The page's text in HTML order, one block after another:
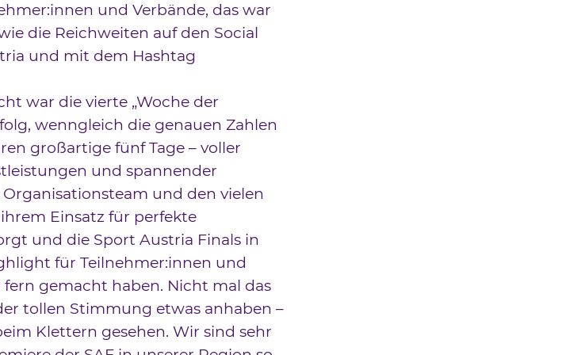
und Verbände, das war
die Reichweiten auf den Social
und mit dem Hashtag
war die vierte „Woche der
wenngleich die genauen Zahlen
großartige fünf Tage – voller
und spannender
und den vielen
Einsatz für perfekte
und die Sport Austria Finals in
für Teilnehmer:innen und
gemacht haben. Nicht mal das
tollen Stimmung etwas anhaben –
Klettern gesehen. Wir sind sehr